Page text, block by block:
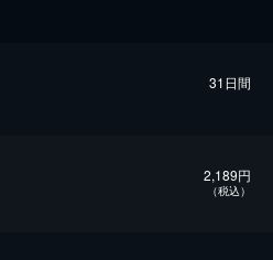
31日間
2,189円
（税込）